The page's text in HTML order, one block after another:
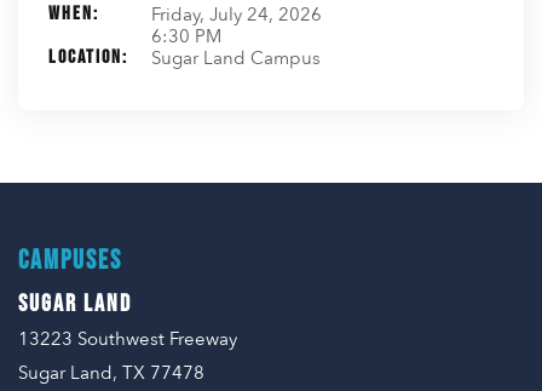
When:
Friday, July 24, 2026
6:30 PM
Location: Sugar Land Campus
CAMPUSES
SUGAR LAND
13223 Southwest Freeway
Sugar Land, TX 77478